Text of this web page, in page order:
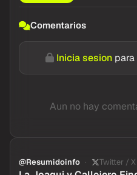
Comentarios
Inicia sesionpara